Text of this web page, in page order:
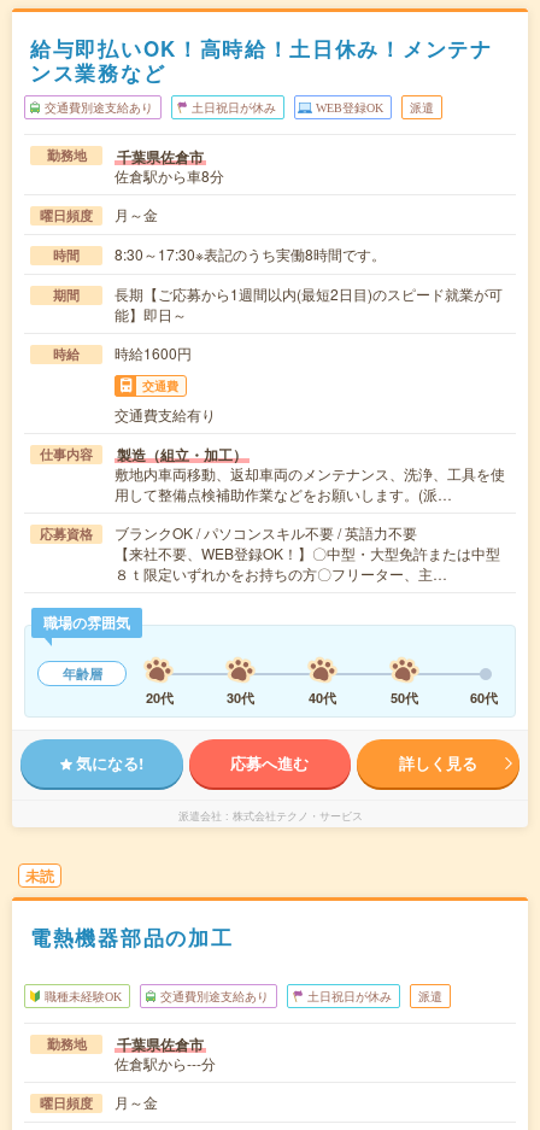
給与即払いOK！高時給！土日休み！メンテナ
ンス業務など
交通費別途支給あり 土日祝日が休み WEB登録OK 派遣
勤務地 千葉県佐倉市
佐倉駅から車8分
曜日頻度 月～金
時間 8:30～17:30※表記のうち実働8時間です。
期間
長期【ご応募から1週間以内(最短2日目)のスピード就業が可
能】即日～
時給 時給1600円
交通費
交通費支給有り
仕事内容 製造（組立・加工）
敷地内車両移動、返却車両のメンテナンス、洗浄、工具を使
用して整備点検補助作業などをお願いします。(派…
応募資格
ブランクOK / パソコンスキル不要 / 英語力不要
【来社不要、WEB登録OK！】〇中型・大型免許または中型
８ｔ限定いずれかをお持ちの方〇フリーター、主…
職場の雰囲気
年齢層
20代
30代 40代 50代 60代
気になる! 応募へ進む 詳しく見る
派遣会社 株式会社テクノ・サービス
未読
電熱機器部品の加工
職種未経験OK 交通費別途支給あり 土日祝日が休み 派遣
勤務地 千葉県佐倉市
佐倉駅から---分
曜日頻度 月～金